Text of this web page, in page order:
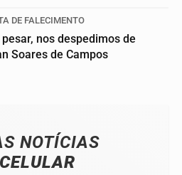
DE FALECIMENTO
pesar, nos despedimos de
Soares de Campos
NOTÍCIAS